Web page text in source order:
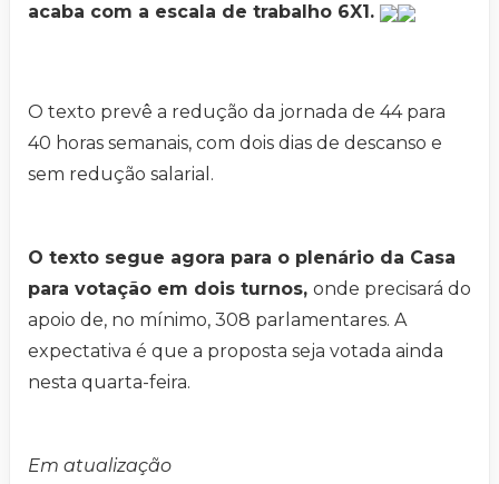
acaba com a escala de trabalho 6X1.
O texto prevê a redução da jornada de 44 para
40 horas semanais, com dois dias de descanso e
sem redução salarial.
O texto segue agora para o plenário da Casa
para votação em dois turnos, onde precisará do
apoio de, no mínimo, 308 parlamentares. A
expectativa é que a proposta seja votada ainda
nesta quarta-feira.
Em atualização